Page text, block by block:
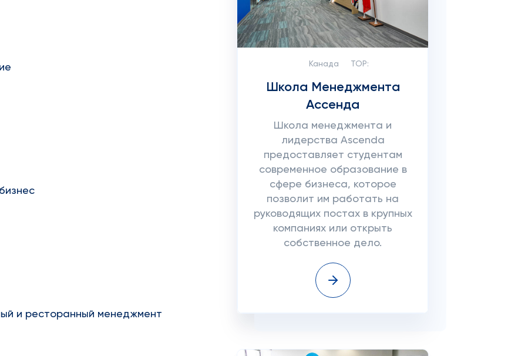
и ресторанный менеджмент
Канада TOP:
Школа Менеджмента
Ассенда
Школа менеджмента и
лидерства Ascenda
предоставляет студентам
современное образование в
сфере бизнеса, которое
позволит им работать на
руководящих постах в крупных
компаниях или открыть
собственное дело.